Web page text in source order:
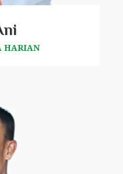
HARIAN